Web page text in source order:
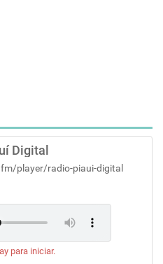
Digital
player/radio-piaui-digital
para iniciar.